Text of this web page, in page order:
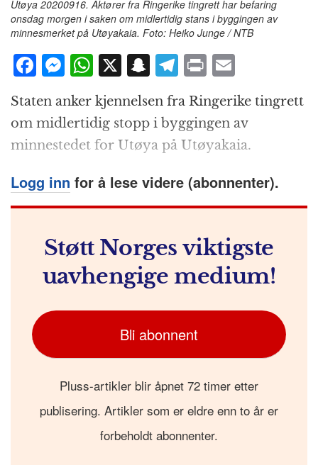
Utøya 20200916. Aktører fra Ringerike tingrett har befaring
onsdag morgen i saken om midlertidig stans i byggingen av
minnesmerket på Utøyakaia. Foto: Heiko Junge / NTB
F
c
e
b
o
o
M
e
ss
e
n
g
e
W
h
at
s
A
p
p
X S
a
p
c
h
at
T
el
e
g
r
a
m
P
n
t
m
ai
l
Staten anker kjennelsen fra Ringerike tingrett
om midlertidig stopp i byggingen av
minnestedet for Utøya på Utøyakaia.
Logg inn for å lese videre (abonnenter).
Støtt Norges viktigste
uavhengige medium!
Bli abonnent
Pluss-artikler blir åpnet 72 timer etter
publisering. Artikler som er eldre enn to år er
forbeholdt abonnenter.